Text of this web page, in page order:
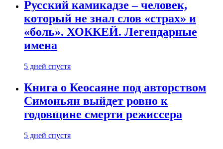
Русский камикадзе – человек,
который не знал слов «страх» и
«боль». ХОККЕЙ. Легендарные
имена
5 дней спустя
Книга о Кеосаяне под авторством
Симоньян выйдет ровно к
годовщине смерти режиссера
5 дней спустя